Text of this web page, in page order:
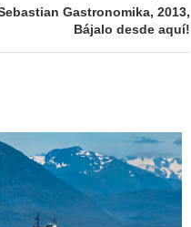
Gastronomika, 2013,
Bájalo desde aquí!